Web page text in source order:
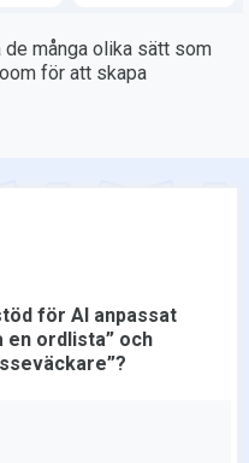
de många olika sätt som
för att skapa
för AI anpassat
en ordlista” och